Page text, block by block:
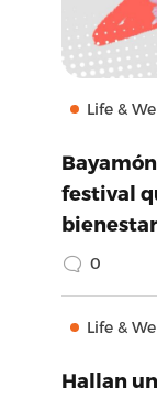
Life &
festival
0
Life &
Hallan